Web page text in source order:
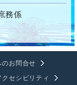
務係
のお問合せ
クセシビリティ